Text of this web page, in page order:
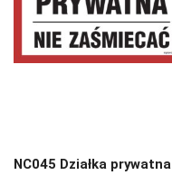
NC045 Działka prywatna